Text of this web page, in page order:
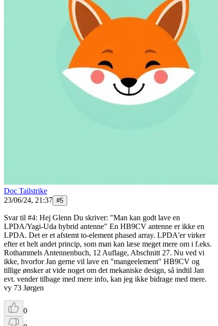
Doc Tailstrike
23/06/24, 21:37 #5
Svar til #4: Hej Glenn Du skriver: "Man kan godt lave en
LPDA/Yagi-Uda hybrid antenne" En HB9CV antenne er ikke en
LPDA. Det er et afstemt to-element phased array. LPDA'er virker
efter et helt andet princip, som man kan læse meget mere om i f.eks.
Rothammels Antennenbuch, 12 Auflage, Abschnitt 27. Nu ved vi
ikke, hvorfor Jan gerne vil lave en "mangeelement" HB9CV og
tillige ønsker at vide noget om det mekaniske design, så indtil Jan
evt. vender tilbage med mere info, kan jeg ikke bidrage med mere.
vy 73 Jørgen
0